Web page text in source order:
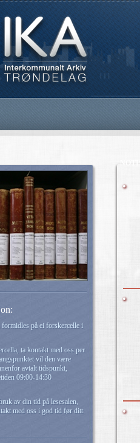
på ei forskercelle i
ta kontakt med oss per
vil den være
avtalt tidspunkt,
09:00-14:30
av din tid på lesesalen,
med oss i god tid før ditt